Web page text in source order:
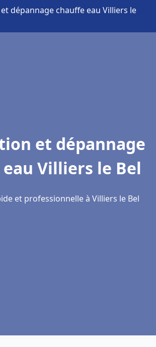
dépannage chauffe eau Villiers le
et dépannage
Villiers le Bel
et professionnelle à Villiers le Bel